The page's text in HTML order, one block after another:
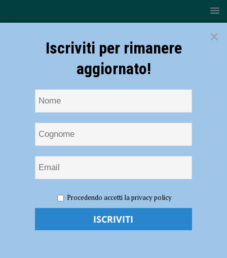
le spese quotidiane
Carte prepagate: la soluzione smart per
×
Iscriviti per rimanere
aggiornato!
Procedendo accetti la privacy policy